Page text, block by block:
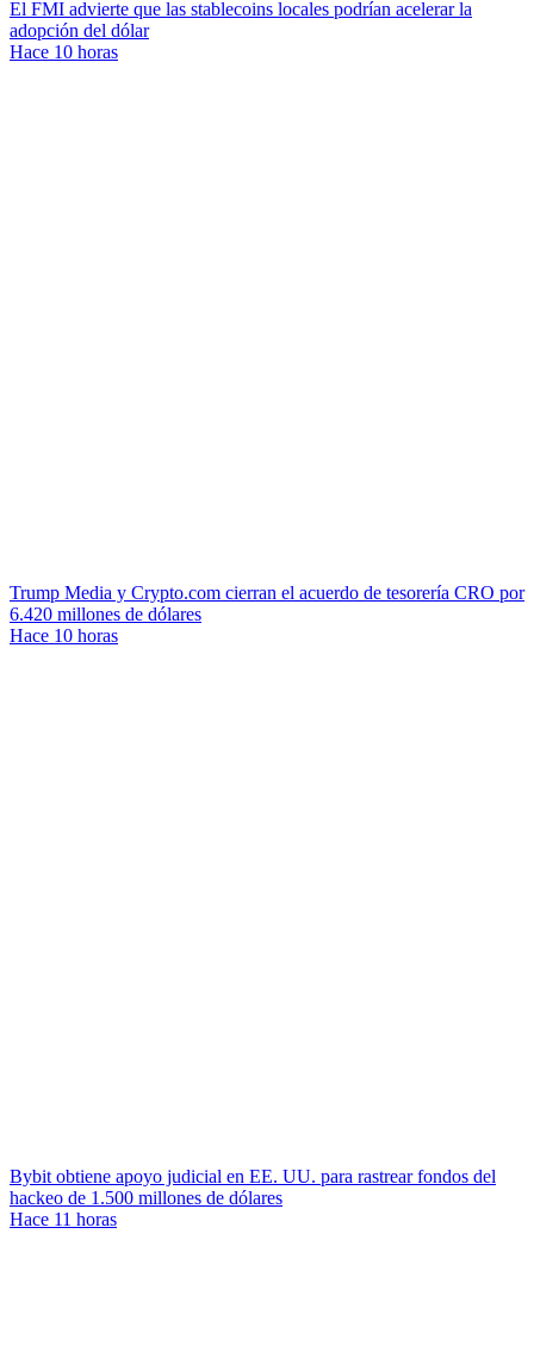
El FMI advierte que las stablecoins locales podrían acelerar la
adopción del dólar
Hace 10 horas
Trump Media y Crypto.com cierran el acuerdo de tesorería CRO por
6.420 millones de dólares
Hace 10 horas
Bybit obtiene apoyo judicial en EE. UU. para rastrear fondos del
hackeo de 1.500 millones de dólares
Hace 11 horas